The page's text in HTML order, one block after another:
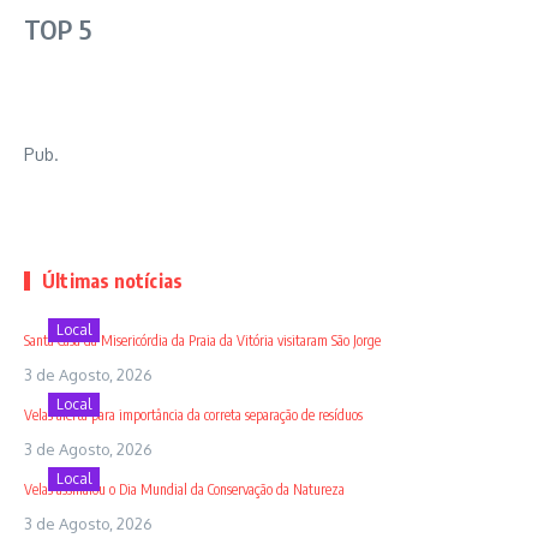
TOP 5
Pub.
Últimas notícias
Local
Santa Casa da Misericórdia da Praia da Vitória visitaram São Jorge
3 de Agosto, 2026
Local
Velas alerta para importância da correta separação de resíduos
3 de Agosto, 2026
Local
Velas assinalou o Dia Mundial da Conservação da Natureza
3 de Agosto, 2026